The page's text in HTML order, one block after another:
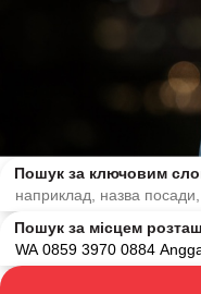
Пошук за ключовим
Пошук за місцем